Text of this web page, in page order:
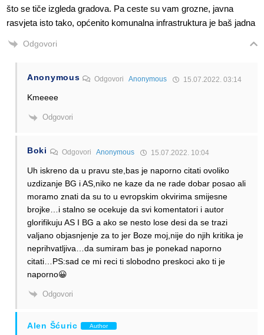
što se tiče izgleda gradova. Pa ceste su vam grozne, javna
rasvjeta isto tako, općenito komunalna infrastruktura je baš jadna
Odgovori
Anonymous OdgovoriAnonymous 15.07.2022. 03:14
Kmeeee
Odgovori
Boki Odgovori Anonymous 15.07.2022. 10:04
Uh iskreno da u pravu ste,bas je naporno citati ovoliko
uzdizanje BG i AS,niko ne kaze da ne rade dobar posao ali
moramo znati da su to u evropskim okvirima smijesne
brojke…i stalno se ocekuje da svi komentatori i autor
glorifikuju AS I BG a ako se nesto lose desi da se trazi
valjano objasnjenje za to jer Boze moj,nije do njih kritika je
neprihvatljiva…da sumiram bas je ponekad naporno
citati…PS:sad ce mi reci ti slobodno preskoci ako ti je
naporno😀
Odgovori
Alen Šćuric Author